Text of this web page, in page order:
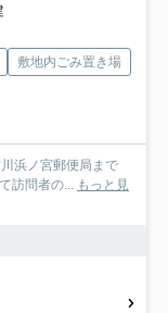
敷地内ごみ置き場
浜ノ宮郵便局まで
訪問者の... もっと見